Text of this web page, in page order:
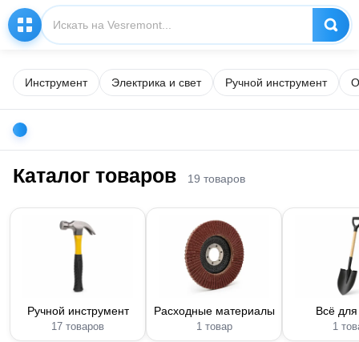
Инструмент Электрика и свет Ручной инструмент
Каталог товаров 19 товаров
Ручной инструмент
17 товаров
Расходные материалы
1 товар
Всё
1